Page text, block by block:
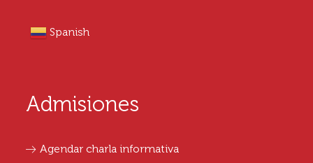
Spanish
Admisiones
Agendar charla informativa